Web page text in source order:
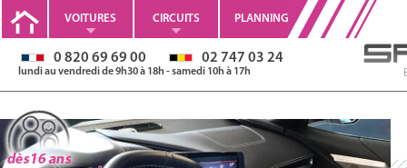
VOITURES CIRCUITS PLANNING
0 820 69 69 00 02 747 03 24
lundi au vendredi de 9h30 à 18h - samedi 10h à 17h